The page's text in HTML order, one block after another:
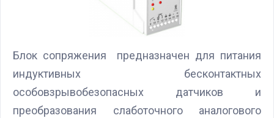
Блок сопряжения предназначен для питания
индуктивных бесконтактных
особовзрывобезопасных датчиков и
преобразования слаботочного аналогового